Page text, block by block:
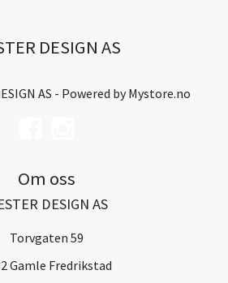
DESIGN AS
AS - Powered byMystore.no
Om oss
DESIGN AS
Torvgaten 59
Gamle Fredrikstad